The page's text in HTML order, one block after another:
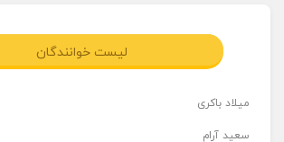
لیست خوانندگان
میلاد باکری
سعید آرام